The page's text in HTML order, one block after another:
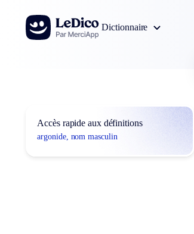
Aller au contenu
Dictionnaire
Accès rapide aux définitions
argonide, nom masculin